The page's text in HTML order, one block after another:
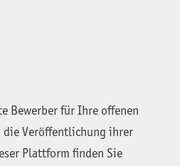
Bewerber für Ihre offenen
die Veröffentlichung ihrer
Plattform finden Sie